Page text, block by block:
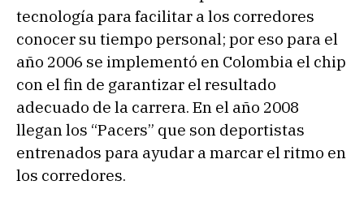
tecnología para facilitar a los corredores
conocer su tiempo personal; por eso para el
año 2006 se implementó en Colombia el chip
con el fin de garantizar el resultado
adecuado de la carrera. En el año 2008
llegan los “Pacers” que son deportistas
entrenados para ayudar a marcar el ritmo en
los corredores.